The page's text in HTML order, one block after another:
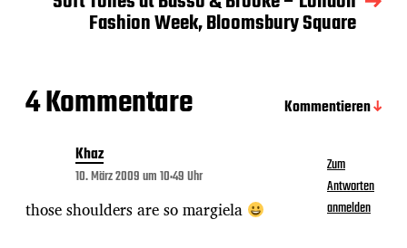
Fashion Week, Bloomsbury Square
4 Kommentare
Kommentieren
Khaz
10. März 2009 um 10:49 Uhr
those shoulders are so margiela
Zum
Antworten
anmelden